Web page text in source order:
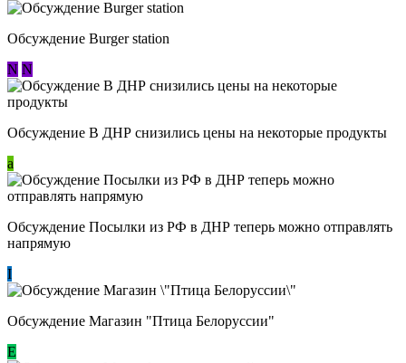
Обсуждение Burger station
N N
Обсуждение В ДНР снизились цены на некоторые продукты
a
Обсуждение Посылки из РФ в ДНР теперь можно отправлять
напрямую
I
Обсуждение Магазин "Птица Белоруссии"
Е